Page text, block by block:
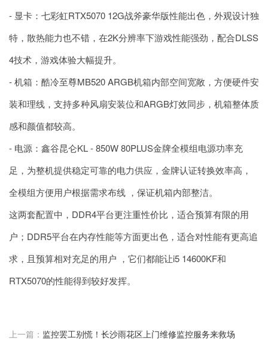
- 显卡：七彩虹RTX5070 12G战斧豪华版性能出色，外观设计独
特，散热能力也不错，在2K分辨率下游戏性能强劲，配合DLSS
4技术，游戏体验大幅提升。
- 机箱：酷冷至尊MB520 ARGB机箱内部空间宽敞，方便硬件安
装和理线，支持多种风扇安装位和ARGB灯效同步，机箱整体质
感和颜值都较高。
- 电源：鑫谷昆仑KL - 850W 80PLUS金牌全模组电源功率充
足，为整机提供稳定可靠的电力供应，金牌认证转换效率高，
全模组方便用户根据需求布线 ，保证机箱内部整洁。
这两套配置中，DDR4平台更注重性价比，适合预算有限的用
户；DDR5平台在内存性能等方面更出色，适合对性能有更高追
求，且预算相对充足的用户 ，它们都能让i5 14600KF和
RTX5070的性能得到较好发挥。
上一篇： 监控罢工别慌！长沙雨花区上门维修监控服务来救场